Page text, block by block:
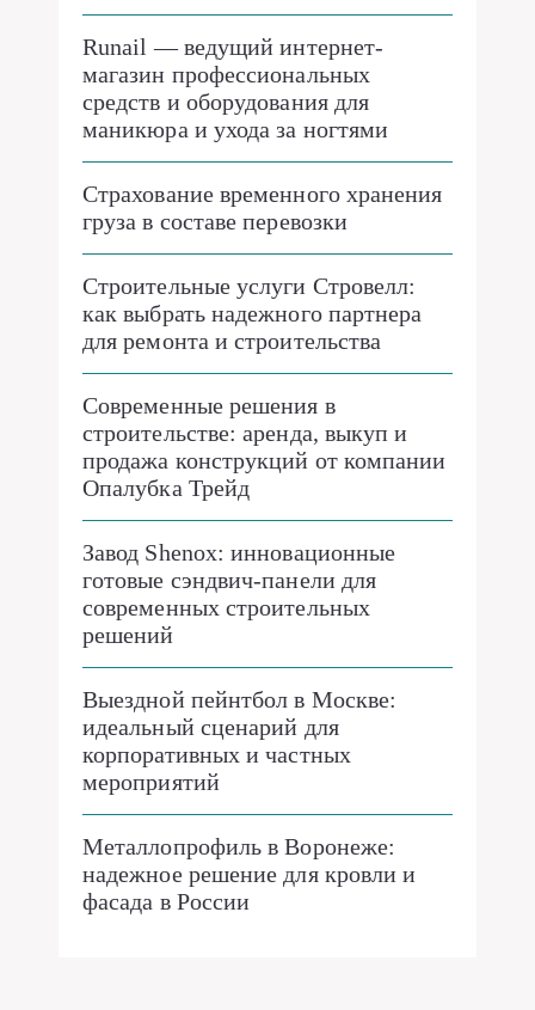
Runail — ведущий интернет-
магазин профессиональных
средств и оборудования для
маникюра и ухода за ногтями
Страхование временного хранения
груза в составе перевозки
Строительные услуги Стровелл:
как выбрать надежного партнера
для ремонта и строительства
Современные решения в
строительстве: аренда, выкуп и
продажа конструкций от компании
Опалубка Трейд
Завод Shenox: инновационные
готовые сэндвич-панели для
современных строительных
решений
Выездной пейнтбол в Москве:
идеальный сценарий для
корпоративных и частных
мероприятий
Металлопрофиль в Воронеже:
надежное решение для кровли и
фасада в России